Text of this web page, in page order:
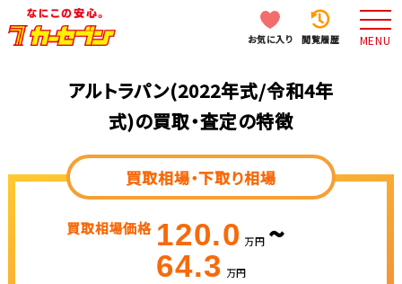
お気に入り 閲覧履歴 MENU
アルトラパン(2022年式/令和4年
式)の買取・査定の特徴
買取相場・下取り相場
買取相場価格 120.0 万円 ~
64.3 万円